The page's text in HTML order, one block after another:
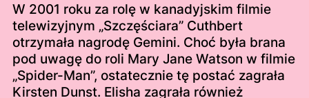
W 2001 roku za rolę w kanadyjskim filmie
telewizyjnym „Szczęściara” Cuthbert
otrzymała nagrodę Gemini. Choć była brana
pod uwagę do roli Mary Jane Watson w filmie
„Spider-Man”, ostatecznie tę postać zagrała
Kirsten Dunst. Elisha zagrała również